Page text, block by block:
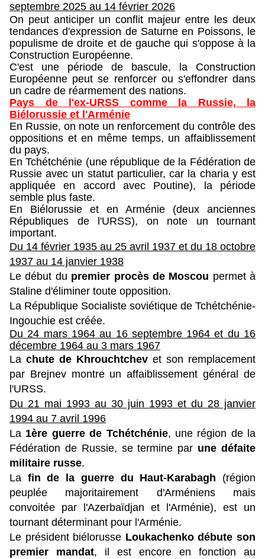
septembre 2025 au 14 février 2026
On peut anticiper un conflit majeur entre les deux
tendances d'expression de Saturne en Poissons, le
populisme de droite et de gauche qui s'oppose à la
Construction Européenne.
C'est une période de bascule, la Construction
Européenne peut se renforcer ou s'effondrer dans
un cadre de réarmement des nations.
Pays de l'ex-URSS comme la Russie, la
Biélorussie et l'Arménie
En Russie, on note un renforcement du contrôle des
oppositions et en même temps, un affaiblissement
du pays.
En Tchétchénie (une république de la Fédération de
Russie avec un statut particulier, car la charia y est
appliquée en accord avec Poutine), la période
semble plus faste.
En Biélorussie et en Arménie (deux anciennes
Républiques de l'URSS), on note un tournant
important.
Du 14 février 1935 au 25 avril 1937 et du 18 octobre
1937 au 14 janvier 1938
Le début du premier procès de Moscou permet à
Staline d'éliminer toute opposition.
La République Socialiste soviétique de Tchétchénie-
Ingouchie est créée.
Du 24 mars 1964 au 16 septembre 1964 et du 16
décembre 1964 au 3 mars 1967
La chute de Khrouchtchev et son remplacement
par Brejnev montre un affaiblissement général de
l'URSS.
Du 21 mai 1993 au 30 juin 1993 et du 28 janvier
1994 au 7 avril 1996
La 1ère guerre de Tchétchénie, une région de la
Fédération de Russie, se termine par une défaite
militaire russe.
La fin de la guerre du Haut-Karabagh (région
peuplée majoritairement d'Arméniens mais
convoitée par l'Azerbaïdjan et l'Arménie), est un
tournant déterminant pour l'Arménie.
Le président biélorusse Loukachenko débute son
premier mandat, il est encore en fonction au